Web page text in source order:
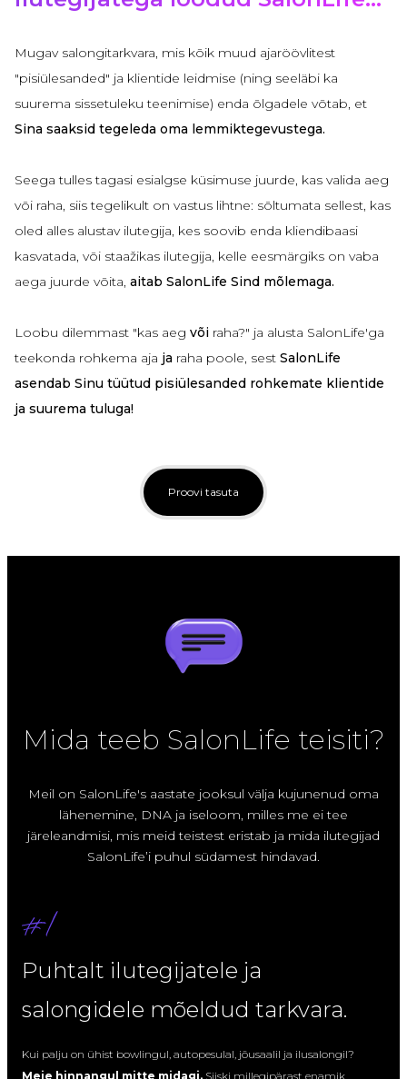
Mugav salongitarkvara, mis kõik muud ajaröövlitest
"pisiülesanded" ja klientide leidmise (ning seeläbi ka
suurema sissetuleku teenimise) enda õlgadele võtab, et
Sina saaksid tegeleda oma lemmiktegevustega.
Seega tulles tagasi esialgse küsimuse juurde, kas valida aeg
või raha, siis tegelikult on vastus lihtne: sõltumata sellest, kas
oled alles alustav ilutegija, kes soovib enda kliendibaasi
kasvatada, või staažikas ilutegija, kelle eesmärgiks on vaba
aega juurde võita, aitab SalonLife Sind mõlemaga.
Loobu dilemmast "kas aeg või raha?" ja alusta SalonLife'ga
teekonda rohkema aja ja raha poole, sest SalonLife
asendab Sinu tüütud pisiülesanded rohkemate klientide
ja suurema tuluga!
Proovi tasuta
Mida teeb SalonLife teisiti?
Meil on SalonLife's aastate jooksul välja kujunenud oma
lähenemine, DNA ja iseloom, milles me ei tee
järeleandmisi, mis meid teistest eristab ja mida ilutegijad
SalonLife’i puhul südamest hindavad.
Puhtalt ilutegijatele ja
salongidele mõeldud tarkvara.
Kui palju on ühist bowlingul, autopesulal, jõusaalil ja ilusalongil?
Meie hinnangul mitte midagi. Siiski millegipärast enamik